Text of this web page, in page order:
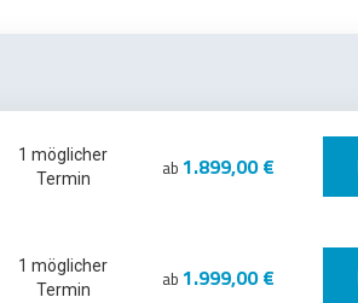
1 möglicher
Termin
ab 1.899,00 €
1 möglicher
Termin
ab 1.999,00 €